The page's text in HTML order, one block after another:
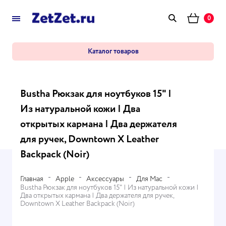
0
Каталог товаров
Bustha Рюкзак для ноутбуков 15" |
Из натуральной кожи | Два
открытых кармана | Два держателя
для ручек, Downtown X Leather
Backpack (Noir)
Главная Apple Аксессуары
Для Mac
Bustha Рюкзак для ноутбуков 15" | Из натуральной кожи |
Два открытых кармана | Два держателя для ручек,
Downtown X Leather Backpack (Noir)